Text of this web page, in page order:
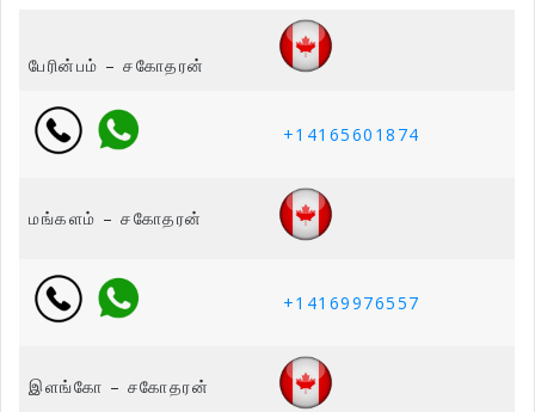
பேரின்பம் – சகோதரன்
+14165601874
மங்களம் – சகோதரன்
+14169976557
இளங்கோ – சகோதரன்